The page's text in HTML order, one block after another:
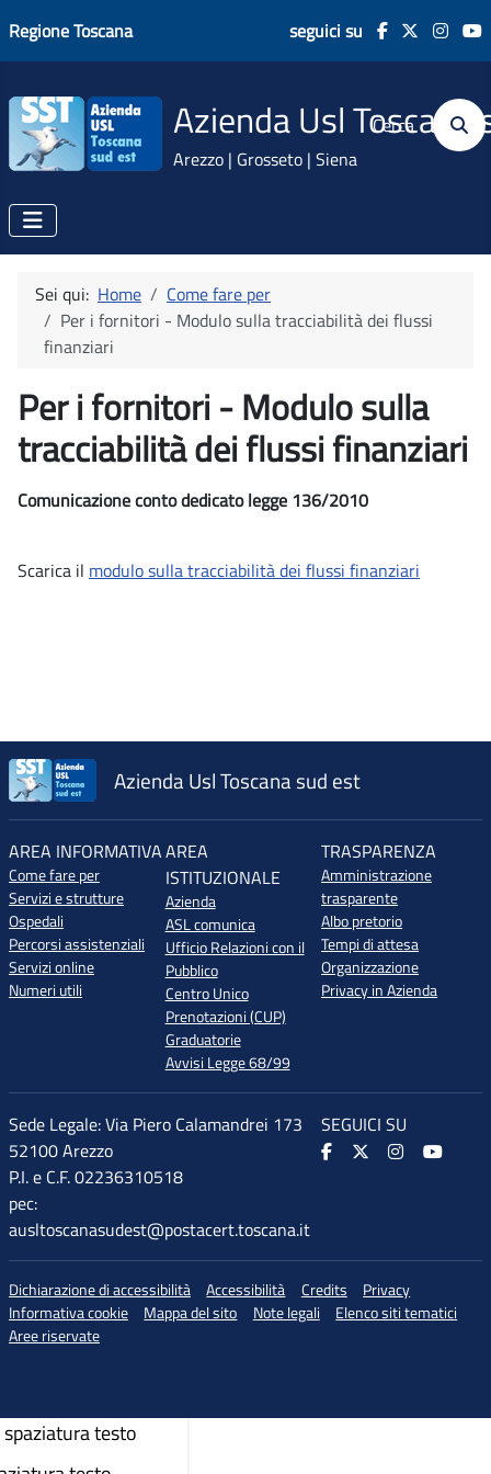
Regione Toscana seguici su
Azienda Usl Toscana
Arezzo | Grosseto | Siena
Cerca
Sei qui: Home
Come fare per
Per i fornitori - Modulo sulla tracciabilità dei flussi
finanziari
Per i fornitori - Modulo sulla
tracciabilità dei flussi finanziari
Comunicazione conto dedicato legge 136/2010
Scarica il modulo sulla tracciabilità dei flussi finanziari
Azienda Usl Toscana sud est
AREA INFORMATIVA
Come fare per
Servizi e strutture
Ospedali
Percorsi assistenziali
Servizi online
Numeri utili
AREA
ISTITUZIONALE
Azienda
ASL comunica
Ufficio Relazioni con il
Pubblico
Centro Unico
Prenotazioni (CUP)
Graduatorie
Avvisi Legge 68/99
TRASPARENZA
Amministrazione
trasparente
Albo pretorio
Tempi di attesa
Organizzazione
Privacy in Azienda
Sede Legale: Via Piero Calamandrei 173
52100 Arezzo
P.I. e C.F. 02236310518
pec:
ausltoscanasudest@postacert.toscana.it
SEGUICI SU
Dichiarazione di accessibilità Accessibilità Credits
Privacy
Informativa cookie
Mappa del sito Note legali
Elenco siti tematici
Aree riservate
accessibilità
♲
carattere
testo